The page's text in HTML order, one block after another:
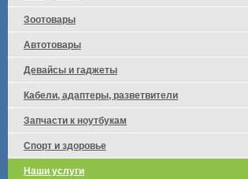
Зоотовары
Автотовары
Девайсы и гаджеты
Кабели, адаптеры, разветвители
Запчасти к ноутбукам
Спорт и здоровье
Наши услуги